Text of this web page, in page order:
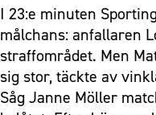
I 23:e minuten
målchans: anfallaren
straffområdet. Men
sig stor, täckte av
Såg Janne Möller